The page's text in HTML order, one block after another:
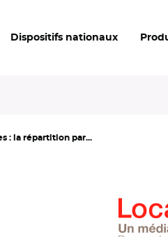
Dispositifs nationaux
: la répartition par...